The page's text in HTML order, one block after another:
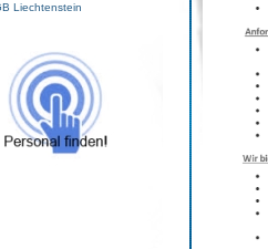
Liechtenstein